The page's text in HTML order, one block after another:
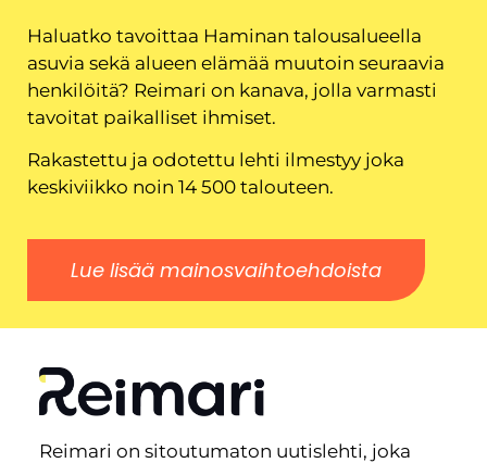
Haluatko tavoittaa Haminan talousalueella
asuvia sekä alueen elämää muutoin seuraavia
henkilöitä? Reimari on kanava, jolla varmasti
tavoitat paikalliset ihmiset.
Rakastettu ja odotettu lehti ilmestyy joka
keskiviikko noin 14 500 talouteen.
Lue lisää mainosvaihtoehdoista
Reimari on sitoutumaton uutislehti, joka